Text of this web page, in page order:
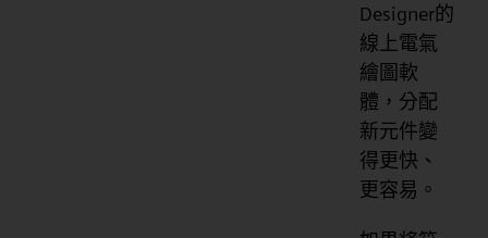
Designer的
線上電氣
繪圖軟
體，分配
新元件變
得更快、
更容易。